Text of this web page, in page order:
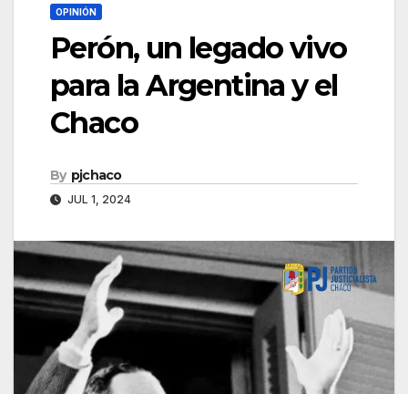
OPINIÓN
Perón, un legado vivo
para la Argentina y el
Chaco
By pjchaco
JUL 1, 2024